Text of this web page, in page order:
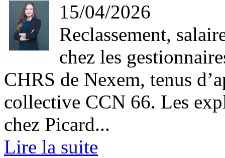
15/04/2026
Reclassement,
chez les
CHRS de Nexem, tenus
collective CCN 66. Les
chez Picard...
Lire la suite